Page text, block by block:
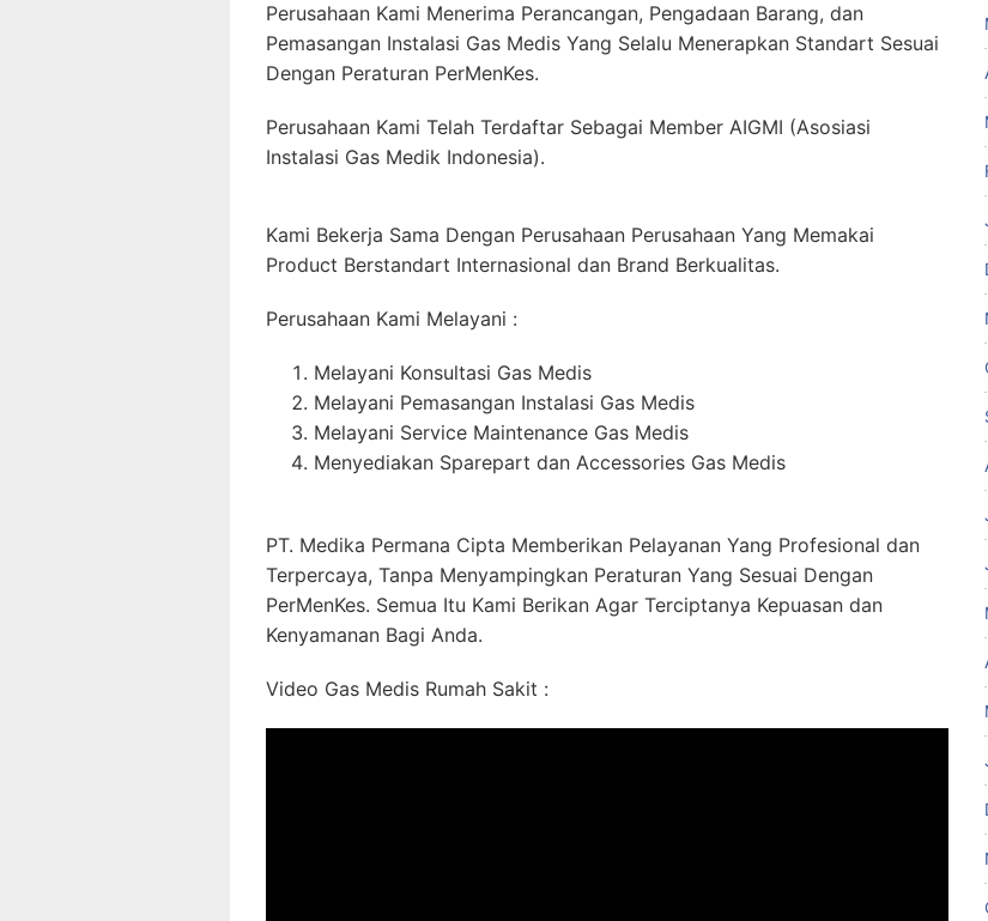
Perusahaan Kami Menerima Perancangan, Pengadaan Barang, dan
Pemasangan Instalasi Gas Medis Yang Selalu Menerapkan Standart Sesuai
Dengan Peraturan PerMenKes.
Perusahaan Kami Telah Terdaftar Sebagai Member AIGMI (Asosiasi
Instalasi Gas Medik Indonesia).
Kami Bekerja Sama Dengan Perusahaan Perusahaan Yang Memakai
Product Berstandart Internasional dan Brand Berkualitas.
Perusahaan Kami Melayani :
Melayani Konsultasi Gas Medis
Melayani Pemasangan Instalasi Gas Medis
Melayani Service Maintenance Gas Medis
Menyediakan Sparepart dan Accessories Gas Medis
PT. Medika Permana Cipta Memberikan Pelayanan Yang Profesional dan
Terpercaya, Tanpa Menyampingkan Peraturan Yang Sesuai Dengan
PerMenKes. Semua Itu Kami Berikan Agar Terciptanya Kepuasan dan
Kenyamanan Bagi Anda.
Video Gas Medis Rumah Sakit :